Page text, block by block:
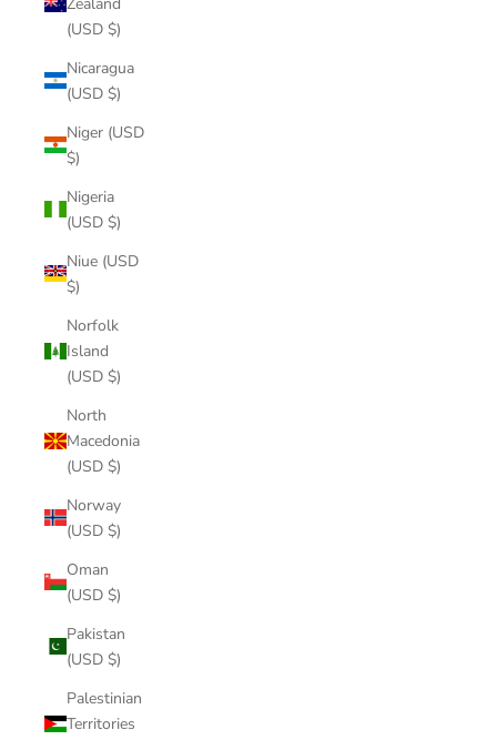
(USD $)
Nicaragua
(USD $)
Niger (USD
$)
Nigeria
(USD $)
Niue (USD
$)
Norfolk
Island
(USD $)
North
Macedonia
(USD $)
Norway
(USD $)
Oman
(USD $)
Pakistan
(USD $)
Palestinian
Territories